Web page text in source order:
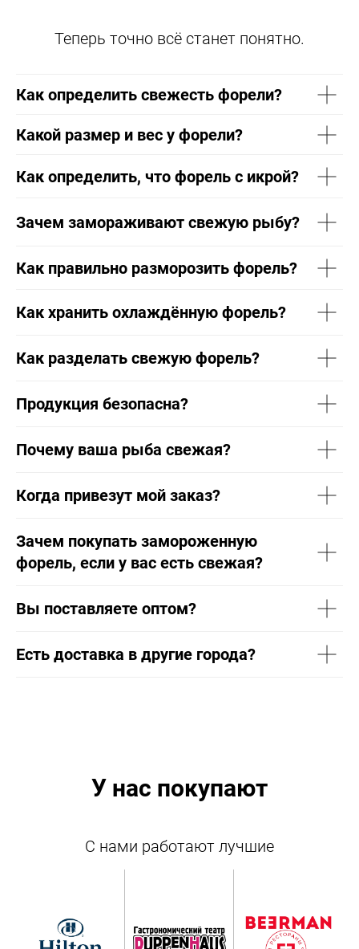
Теперь точно всё станет понятно.
Как определить свежесть форели?
Какой размер и вес у форели?
Как определить, что форель с икрой?
Зачем замораживают свежую рыбу?
Как правильно разморозить форель?
Как хранить охлаждённую форель?
Как разделать свежую форель?
Продукция безопасна?
Почему ваша рыба свежая?
Когда привезут мой заказ?
Зачем покупать замороженную
форель, если у вас есть свежая?
Вы поставляете оптом?
Есть доставка в другие города?
У нас покупают
С нами работают лучшие